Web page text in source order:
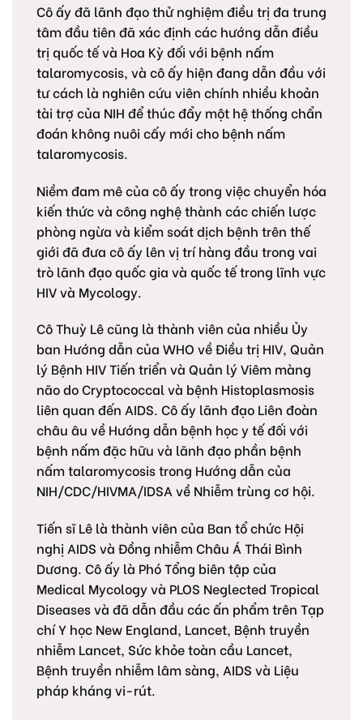
Cô ấy đã lãnh đạo thử nghiệm điều trị đa trung
tâm đầu tiên đã xác định các hướng dẫn điều
trị quốc tế và Hoa Kỳ đối với bệnh nấm
talaromycosis, và cô ấy hiện đang dẫn đầu với
tư cách là nghiên cứu viên chính nhiều khoản
tài trợ của NIH để thúc đẩy một hệ thống chẩn
đoán không nuôi cấy mới cho bệnh nấm
talaromycosis.
Niềm đam mê của cô ấy trong việc chuyển hóa
kiến thức và công nghệ thành các chiến lược
phòng ngừa và kiểm soát dịch bệnh trên thế
giới đã đưa cô ấy lên vị trí hàng đầu trong vai
trò lãnh đạo quốc gia và quốc tế trong lĩnh vực
HIV và Mycology.
Cô Thuỳ Lê cũng là thành viên của nhiều Ủy
ban Hướng dẫn của WHO về Điều trị HIV, Quản
lý Bệnh HIV Tiến triển và Quản lý Viêm màng
não do Cryptococcal và bệnh Histoplasmosis
liên quan đến AIDS. Cô ấy lãnh đạo Liên đoàn
châu âu về Hướng dẫn bệnh học y tế đối với
bệnh nấm đặc hữu và lãnh đạo phần bệnh
nấm talaromycosis trong Hướng dẫn của
NIH/CDC/HIVMA/IDSA về Nhiễm trùng cơ hội.
Tiến sĩ Lê là thành viên của Ban tổ chức Hội
nghị AIDS và Đồng nhiễm Châu Á Thái Bình
Dương. Cô ấy là Phó Tổng biên tập của
Medical Mycology và PLOS Neglected Tropical
Diseases và đã dẫn đầu các ấn phẩm trên Tạp
chí Y học New England, Lancet, Bệnh truyền
nhiễm Lancet, Sức khỏe toàn cầu Lancet,
Bệnh truyền nhiễm lâm sàng, AIDS và Liệu
pháp kháng vi-rút.